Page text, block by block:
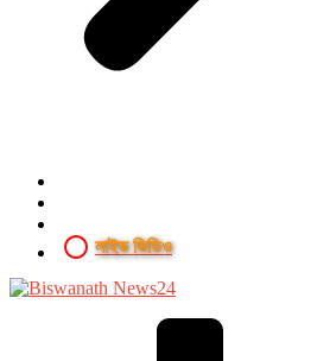
লাইভ ভিডিও